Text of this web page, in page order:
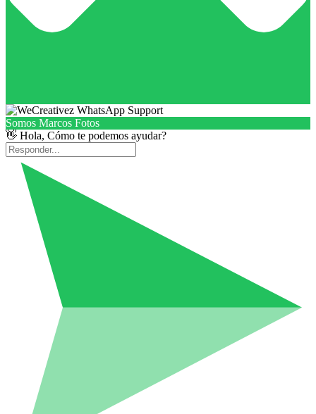
Somos Marcos Fotos
👋 Hola, Cómo te podemos ayudar?